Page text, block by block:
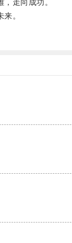
走向成功。
。